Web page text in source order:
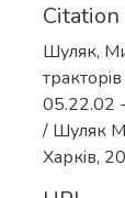
Citation
Шуляк,
05.22.02
/ Шуляк
Харкiв,